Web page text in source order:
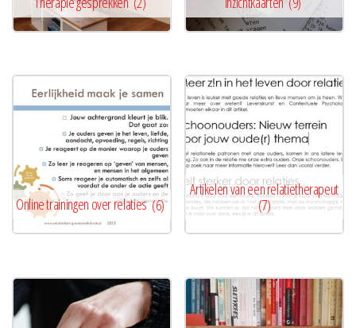
Online trainingen over relaties(6)
Artikelen van een relatietherapeut
(7)